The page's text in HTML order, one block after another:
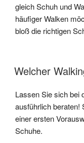
gleich Schuh und
häufiger Walken
bloß die richtigen
Welcher
Lassen Sie sich bei
ausführlich beraten!
einer ersten
Schuhe.